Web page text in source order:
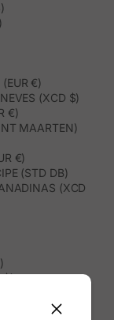
€)
(XCD $)
€)
MAARTEN)
€)
(STD DB)
(XCD
$)